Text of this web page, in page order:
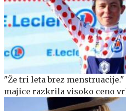
"Že tri leta brez
majice razkrila visoko ceno